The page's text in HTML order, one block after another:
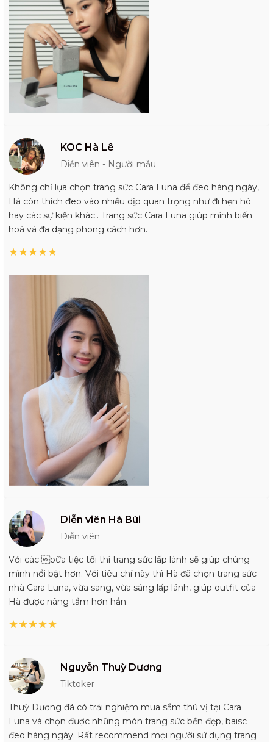
KOC Hà Lê
Diễn viên - Người mẫu
Không chỉ lựa chọn trang sức Cara Luna để đeo hàng ngày,
Hà còn thích đeo vào nhiều dịp quan trọng như đi hẹn hò
hay các sự kiện khác.. Trang sức Cara Luna giúp mình biến
hoá và đa dạng phong cách hơn.
★★★★★
Diễn viên Hà Bùi
Diễn viên
Với các bữa tiệc tối thì trang sức lấp lánh sẽ giúp chúng
mình nổi bật hơn. Với tiêu chí này thì Hà đã chọn trang sức
nhà Cara Luna, vừa sang, vừa sáng lấp lánh, giúp outfit của
Hà được nâng tầm hơn hẳn
★★★★★
Nguyễn Thuỳ Dương
Tiktoker
Thuỳ Dương đã có trải nghiệm mua sắm thú vị tại Cara
Luna và chọn được những món trang sức bền đẹp, baisc
đeo hàng ngày. Rất recommend mọi người sử dụng trang